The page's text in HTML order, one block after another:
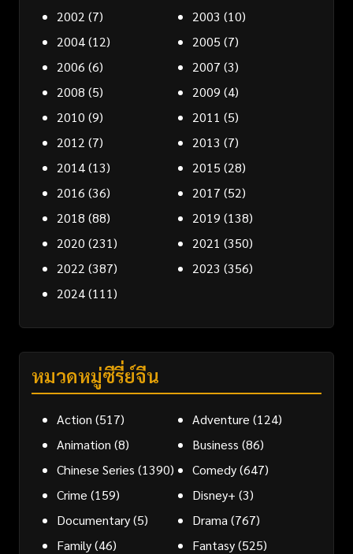
2002 (7) 2003 (10)
2004(12) 2005 (7)
2006 (6) 2007 (3)
2008 (5) 2009 (4)
2010 (9) 2011 (5)
2012 (7) 2013 (7)
2014(13) 2015 (28)
2016 (36) 2017 (52)
2018 (88) 2019 (138)
2020 (231) 2021 (350)
2022 (387) 2023 (356)
2024(111)
หมวดหมู่ซีรี่ย์จีน
Action (517) Adventure (124)
Animation (8) Business (86)
Chinese Series (1390) Comedy(647)
Crime (159) Disney+ (3)
Documentary(5) Drama (767)
Family(46) Fantasy(525)